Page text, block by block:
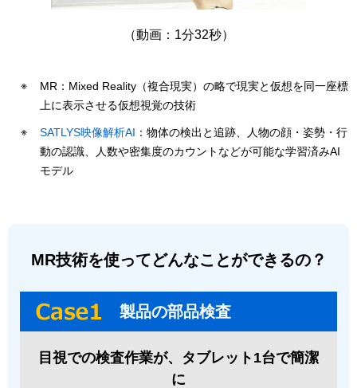
（動画：1分32秒）
MR：Mixed Reality（複合現実）の略で現実と仮想を同一座標
上に表示させる仮想視覚の技術
SATLYS映像解析AI ：物体の検出と追跡、人物の顔・姿勢・行
動の認識、人数や密集度のカウントなどが可能な学習済みAI
モデル
MR技術を使ってどんなことができるの？
製品の部品検査
目視での検査作業が、タブレット1台で簡潔
に